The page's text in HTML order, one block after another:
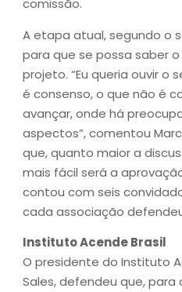
comissão.
A etapa atual, segundo o
para que se possa saber
projeto. “Eu queria ouvir o
é consenso, o que não é
avançar, onde há
aspectos”, comentou
que, quanto maior a
mais fácil será a
contou com seis
cada associação
Instituto Acende Brasil
O presidente do Instituto
Sales, defendeu que,